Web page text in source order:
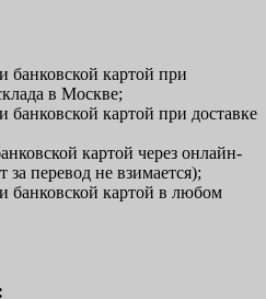
банковской картой при
в Москве;
банковской картой при доставке
картой через онлайн-
за перевод не взимается);
банковской картой в любом